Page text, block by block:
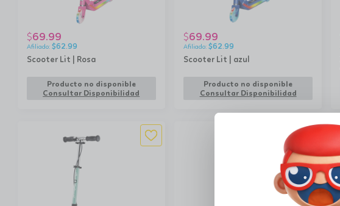
Scooter Lit | Rosa
$69.99
$62.99
Producto no disponible
Consultar Disponibilidad
Scooter Lit | azul
$69.99
$62.99
Producto no disponible
Consultar Disponibilidad